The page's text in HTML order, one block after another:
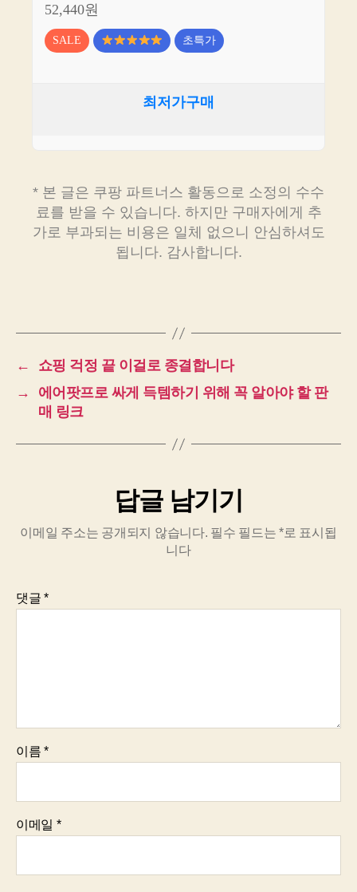
52,440원
SALE 초특가
최저가구매
* 본 글은 쿠팡 파트너스 활동으로 소정의 수수
료를 받을 수 있습니다. 하지만 구매자에게 추
가로 부과되는 비용은 일체 없으니 안심하셔도
됩니다. 감사합니다.
←
쇼핑 걱정 끝 이걸로 종결합니다
→
에어팟프로 싸게 득템하기 위해 꼭 알아야 할 판
매 링크
답글 남기기
이메일 주소는 공개되지 않습니다. 필수 필드는*로 표시됩
니다
댓글*
이름*
이메일 *